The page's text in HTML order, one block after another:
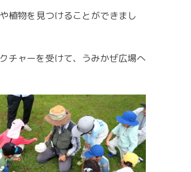
植物を見つけることができまし
チャーを受けて、うみかぜ広場へ